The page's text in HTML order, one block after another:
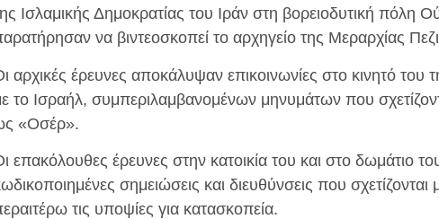
Ισλαμικής Δημοκρατίας του Ιράν στη βορειοδυτική πόλη
να βιντεοσκοπεί το αρχηγείο της Μεραρχίας
αρχικές έρευνες αποκάλυψαν επικοινωνίες στο κινητό
το Ισραήλ, συμπεριλαμβανομένων μηνυμάτων που
«Οσέρ».
επακόλουθες έρευνες στην κατοικία του και στο δωμάτιο
σημειώσεις και διευθύνσεις που
τις υποψίες για κατασκοπεία.